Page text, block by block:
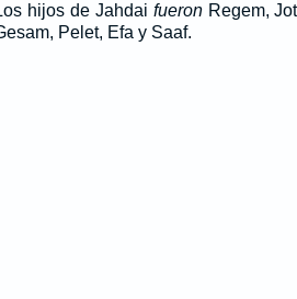
hijos de Jahdai fueronRegem,
Pelet, Efa y Saaf.